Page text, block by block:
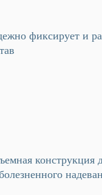
фиксирует и
конструкция